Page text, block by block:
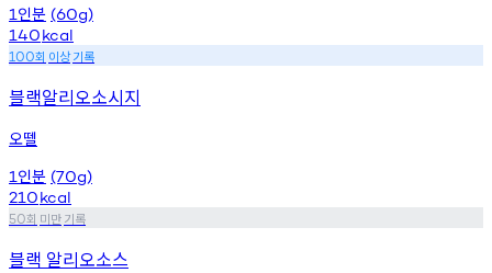
1 인분 (60g)
140kcal
100회 이상기록
블랙알리오소시지
오뗄
1 인분 (70g)
210kcal
50회 미만기록
블랙 알리오소스